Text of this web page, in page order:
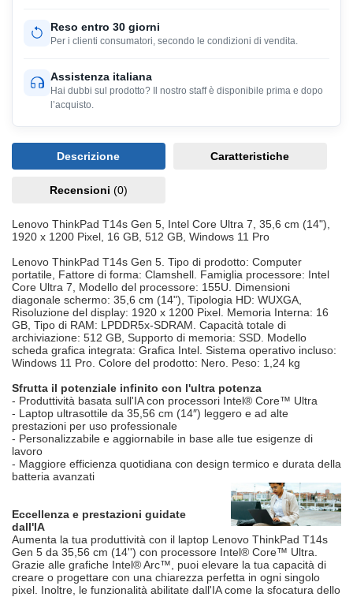
Reso entro 30 giorni
Per i clienti consumatori, secondo le condizioni di vendita.
Assistenza italiana
Hai dubbi sul prodotto? Il nostro staff è disponibile prima e dopo
l’acquisto.
Descrizione Caratteristiche
Recensioni (0)
Lenovo ThinkPad T14s Gen 5, Intel Core Ultra 7, 35,6 cm (14"),
1920 x 1200 Pixel, 16 GB, 512 GB, Windows 11 Pro
Lenovo ThinkPad T14s Gen 5. Tipo di prodotto: Computer
portatile, Fattore di forma: Clamshell. Famiglia processore: Intel
Core Ultra 7, Modello del processore: 155U. Dimensioni
diagonale schermo: 35,6 cm (14"), Tipologia HD: WUXGA,
Risoluzione del display: 1920 x 1200 Pixel. Memoria Interna: 16
GB, Tipo di RAM: LPDDR5x-SDRAM. Capacità totale di
archiviazione: 512 GB, Supporto di memoria: SSD. Modello
scheda grafica integrata: Grafica Intel. Sistema operativo incluso:
Windows 11 Pro. Colore del prodotto: Nero. Peso: 1,24 kg
Sfrutta il potenziale infinito con l'ultra potenza
- Produttività basata sull'IA con processori Intel® Core™ Ultra
- Laptop ultrasottile da 35,56 cm (14″) leggero e ad alte
prestazioni per uso professionale
- Personalizzabile e aggiornabile in base alle tue esigenze di
lavoro
- Maggiore efficienza quotidiana con design termico e durata della
batteria avanzati
Eccellenza e prestazioni guidate
dall'IA
Aumenta la tua produttività con il laptop Lenovo ThinkPad T14s
Gen 5 da 35,56 cm (14'') con processore Intel® Core™ Ultra.
Grazie alle grafiche Intel® Arc™, puoi elevare la tua capacità di
creare o progettare con una chiarezza perfetta in ogni singolo
pixel. Inoltre, le funzionalità abilitate dall'IA come la sfocatura dello